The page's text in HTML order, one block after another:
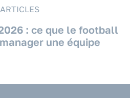
ARTICLES
: ce que le football
une équipe